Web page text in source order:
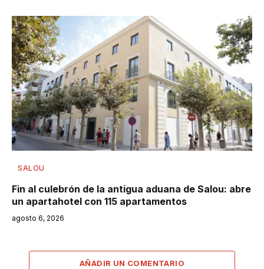
SALOU
Fin al culebrón de la antigua aduana de Salou: abre
un apartahotel con 115 apartamentos
agosto 6, 2026
AÑADIR UN COMENTARIO